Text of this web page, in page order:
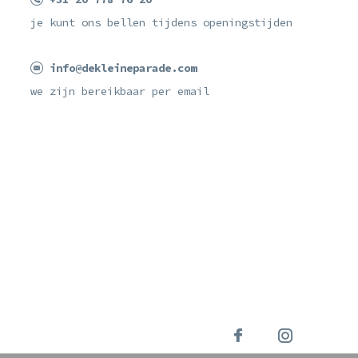
je kunt ons bellen tijdens openingstijden
info@dekleineparade.com
we zijn bereikbaar per email